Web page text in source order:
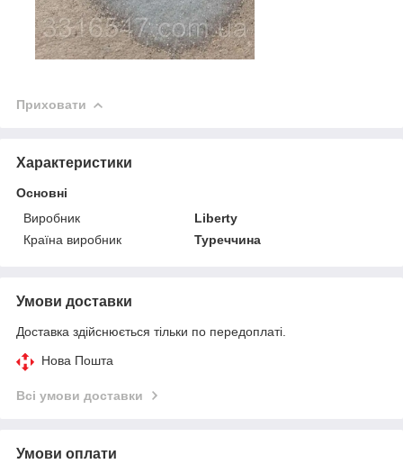
Приховати
Характеристики
Основні
Виробник
Liberty
Країна виробник
Туреччина
Умови доставки
Доставка здійснюється тільки по передоплаті.
Нова Пошта
Всі умови доставки
Умови оплати